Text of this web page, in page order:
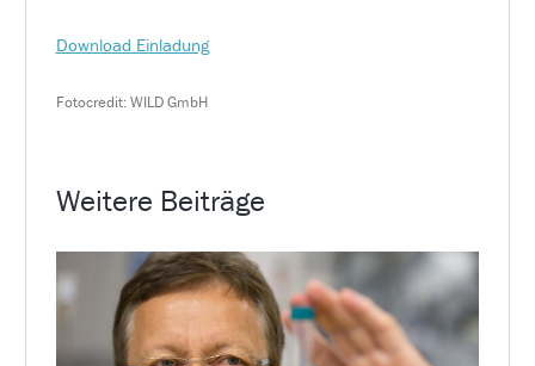
Download Einladung
Fotocredit:WILD GmbH
Weitere Beiträge